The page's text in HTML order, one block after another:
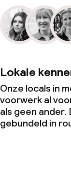
Lokale
Onze locals in
voorwerk al
als geen ander.
gebundeld in